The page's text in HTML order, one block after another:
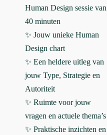
Human Design sessie van
40 minuten
✨ Jouw unieke Human
Design chart
✨ Een heldere uitleg van
jouw Type, Strategie en
Autoriteit
✨ Ruimte voor jouw
vragen en actuele thema’s
✨ Praktische inzichten en